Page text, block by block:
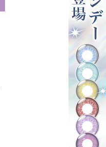
毛束100cm -
ンブルー03
1,400円(税込)